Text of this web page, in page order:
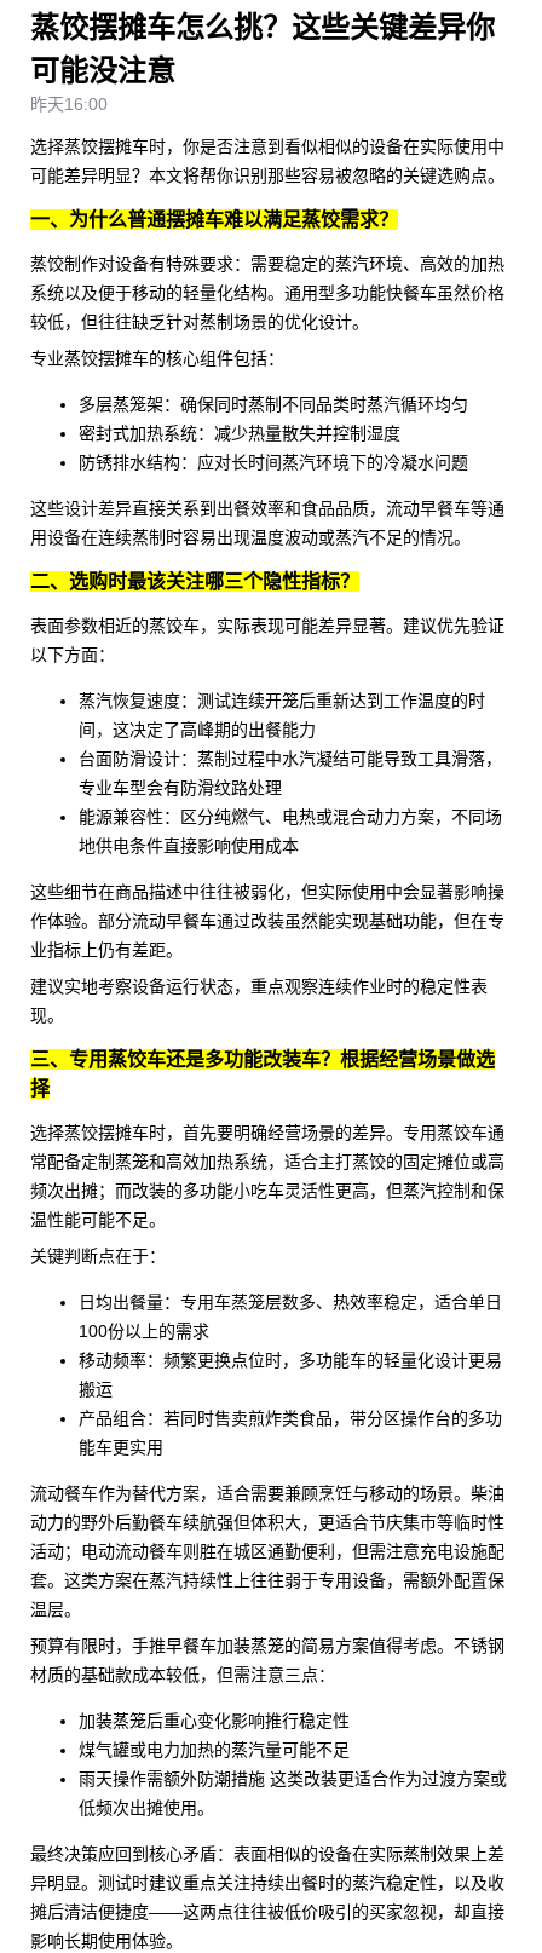
蒸饺摆摊车怎么挑？这些关键差异你
可能没注意
昨天16:00
选择蒸饺摆摊车时，你是否注意到看似相似的设备在实际使用中
可能差异明显？本文将帮你识别那些容易被忽略的关键选购点。
一、为什么普通摆摊车难以满足蒸饺需求？
蒸饺制作对设备有特殊要求：需要稳定的蒸汽环境、高效的加热
系统以及便于移动的轻量化结构。通用型多功能快餐车虽然价格
较低，但往往缺乏针对蒸制场景的优化设计。
专业蒸饺摆摊车的核心组件包括：
多层蒸笼架：确保同时蒸制不同品类时蒸汽循环均匀
密封式加热系统：减少热量散失并控制湿度
防锈排水结构：应对长时间蒸汽环境下的冷凝水问题
这些设计差异直接关系到出餐效率和食品品质， 流动早餐车等通
用设备在连续蒸制时容易出现温度波动或蒸汽不足的情况。
二、选购时最该关注哪三个隐性指标？
表面参数相近的蒸饺车，实际表现可能差异显著。建议优先验证
以下方面：
蒸汽恢复速度：测试连续开笼后重新达到工作温度的时
间，这决定了高峰期的出餐能力
台面防滑设计：蒸制过程中水汽凝结可能导致工具滑落，
专业车型会有防滑纹路处理
能源兼容性：区分纯燃气、电热或混合动力方案，不同场
地供电条件直接影响使用成本
这些细节在商品描述中往往被弱化，但实际使用中会显著影响操
作体验。部分流动早餐车通过改装虽然能实现基础功能，但在专
业指标上仍有差距。
建议实地考察设备运行状态，重点观察连续作业时的稳定性表
现。
三、专用蒸饺车还是多功能改装车？根据经营场景做选
择
选择蒸饺摆摊车时，首先要明确经营场景的差异。专用蒸饺车通
常配备定制蒸笼和高效加热系统，适合主打蒸饺的固定摊位或高
频次出摊；而改装的多功能小吃车灵活性更高，但蒸汽控制和保
温性能可能不足。
关键判断点在于：
日均出餐量：专用车蒸笼层数多、热效率稳定，适合单日
100份以上的需求
移动频率：频繁更换点位时，多功能车的轻量化设计更易
搬运
产品组合：若同时售卖煎炸类食品，带分区操作台的多功
能车更实用
流动餐车作为替代方案，适合需要兼顾烹饪与移动的场景。柴油
动力的野外后勤餐车续航强但体积大，更适合节庆集市等临时性
活动；电动流动餐车则胜在城区通勤便利，但需注意充电设施配
套。这类方案在蒸汽持续性上往往弱于专用设备，需额外配置保
温层。
预算有限时， 手推早餐车加装蒸笼的简易方案值得考虑。不锈钢
材质的基础款成本较低，但需注意三点：
加装蒸笼后重心变化影响推行稳定性
煤气罐或电力加热的蒸汽量可能不足
雨天操作需额外防潮措施 这类改装更适合作为过渡方案或
低频次出摊使用。
最终决策应回到核心矛盾：表面相似的设备在实际蒸制效果上差
异明显。测试时建议重点关注持续出餐时的蒸汽稳定性，以及收
摊后清洁便捷度——这两点往往被低价吸引的买家忽视，却直接
影响长期使用体验。